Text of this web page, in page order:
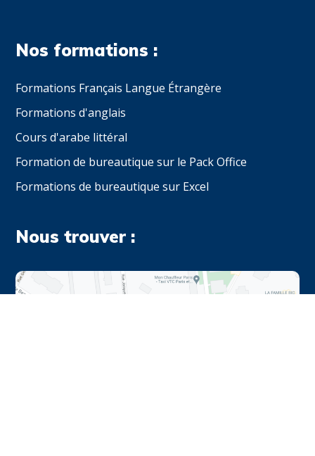
Nos formations :
Formations Français Langue Étrangère
Formations d'anglais
Cours d'arabe littéral
Formation de bureautique sur le Pack Office
Formations de bureautique sur Excel
Nous trouver :